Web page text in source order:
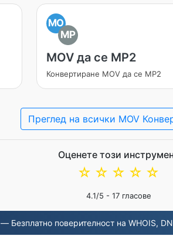
MO
MP
MOV да се MP2
Конвертиране MOV да се MP2
Преглед на всички MOV
Оценете този
☆
☆
☆
☆
☆
4.1/5 - 17гласове
— Безплатно поверителност на WHOIS,